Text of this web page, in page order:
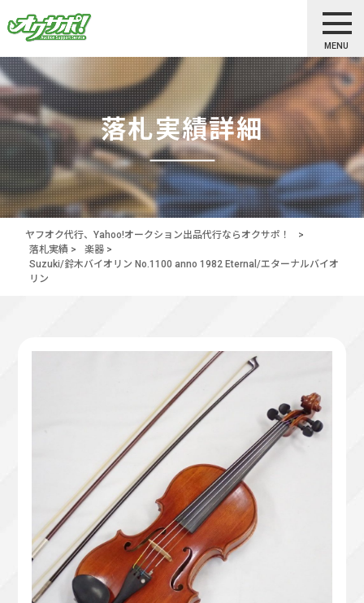
MENU
落札実績詳細
ヤフオク代行、Yahoo!オークション出品代行ならオクサポ！
>
落札実績 > 楽器 >
Suzuki/鈴木バイオリン No.1100 anno 1982 Eternal/エターナルバイオ
リン